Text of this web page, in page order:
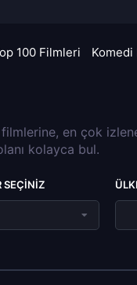
100 Filmleri
en çok
kolayca bul.
SEÇINIZ